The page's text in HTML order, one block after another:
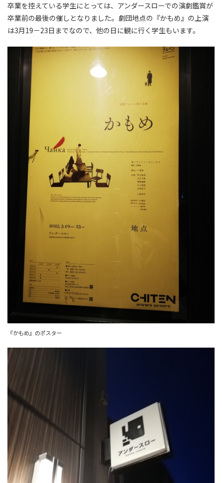
卒業を控えている学生にとっては、アンダースローでの演劇鑑賞が
卒業前の最後の催しとなりました。劇団地点の『かもめ』の上演
は3月19－23日までなので、他の日に観に行く学生もいます。
『かもめ』のポスター